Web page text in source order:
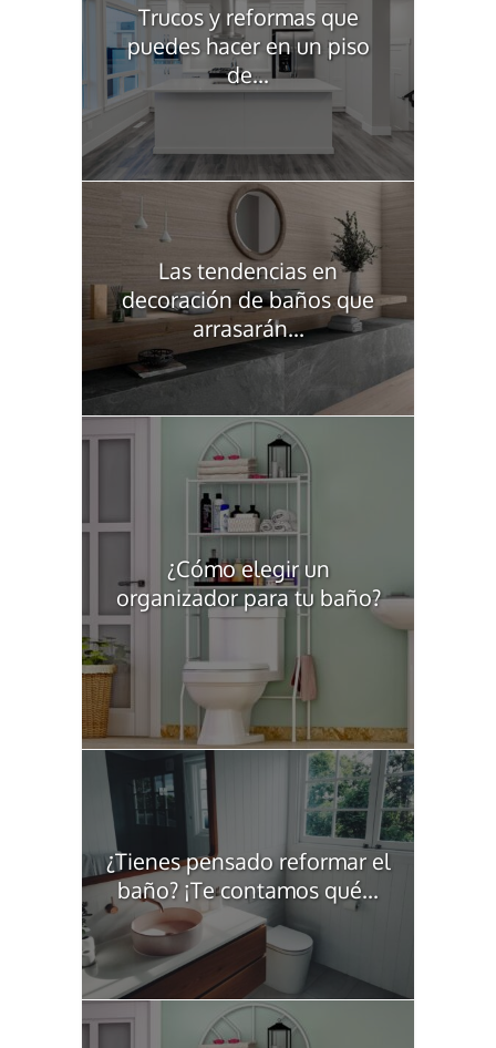
Trucos y reformas que
puedes hacer en un piso
de...
Las tendencias en
decoración de baños que
arrasarán...
¿Cómo elegir un
organizador para tu baño?
¿Tienes pensado reformar el
baño? ¡Te contamos qué...